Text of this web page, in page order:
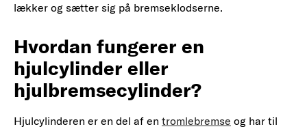
lækker og sætter sig på bremseklodserne.
Hvordan fungerer en
hjulcylinder eller
hjulbremsecylinder?
Hjulcylinderen er en del af en tromlebremse og har til